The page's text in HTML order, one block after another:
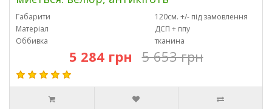
Габарити
120см. +/- під замовлення
Матеріал
ДСП + ппу
Оббивка
тканина
5 284 грн 5 653 грн